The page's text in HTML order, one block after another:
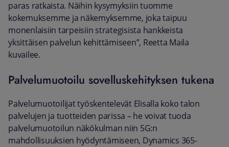
paras ratkaista. Näihin kysymyksiin tuomme
kokemuksemme ja näkemyksemme, joka taipuu
monenlaisiin tarpeisiin strategisista hankkeista
yksittäisen palvelun kehittämiseen”, Reetta Maila
kuvailee.
Palvelumuotoilu sovelluskehityksen tukena
Palvelumuotoilijat työskentelevät Elisalla koko talon
palvelujen ja tuotteiden parissa – he voivat tuoda
palvelumuotoilun näkökulman niin 5G:n
mahdollisuuksien hyödyntämiseen, Dynamics 365-